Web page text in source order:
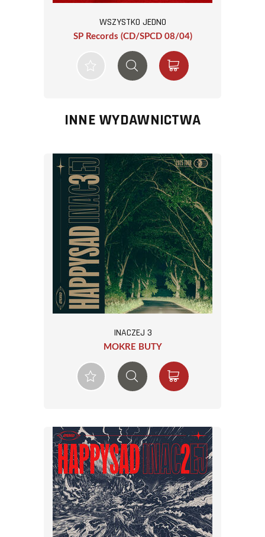
WSZYSTKO JEDNO
SP Records (CD/SPCD 08/04)
INNE WYDAWNICTWA
INACZEJ 3
MOKRE BUTY